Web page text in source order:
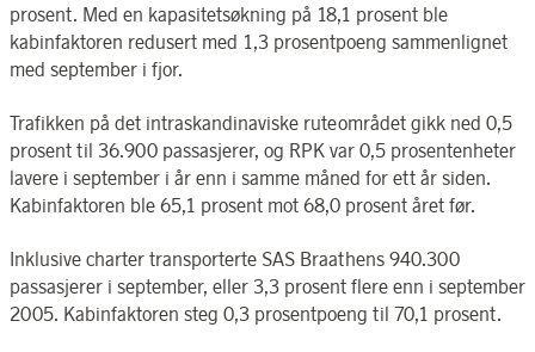
prosent. Med en kapasitetsøkning på 18,1 prosent ble
kabinfaktoren redusert med 1,3 prosentpoeng sammenlignet
med september i fjor.
Trafikken på det intraskandinaviske ruteområdet gikk ned 0,5
prosent til 36.900 passasjerer, og RPK var 0,5 prosentenheter
lavere i september i år enn i samme måned for ett år siden.
Kabinfaktoren ble 65,1 prosent mot 68,0 prosent året før.
Inklusive charter transporterte SAS Braathens 940.300
passasjerer i september, eller 3,3 prosent flere enn i september
2005. Kabinfaktoren steg 0,3 prosentpoeng til 70,1 prosent.